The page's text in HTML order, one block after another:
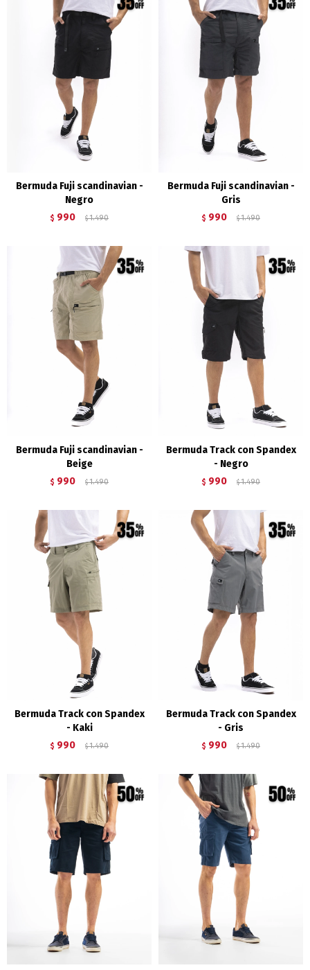
Bermuda Fuji scandinavian -
Negro
$ 990 $ 1.490
Bermuda Fuji scandinavian -
Gris
$ 990 $ 1.490
Bermuda Fuji scandinavian -
Beige
$ 990 $ 1.490
Bermuda Track con Spandex
- Negro
$ 990 $ 1.490
Bermuda Track con Spandex
- Kaki
$ 990 $ 1.490
Bermuda Track con Spandex
- Gris
$ 990 $ 1.490